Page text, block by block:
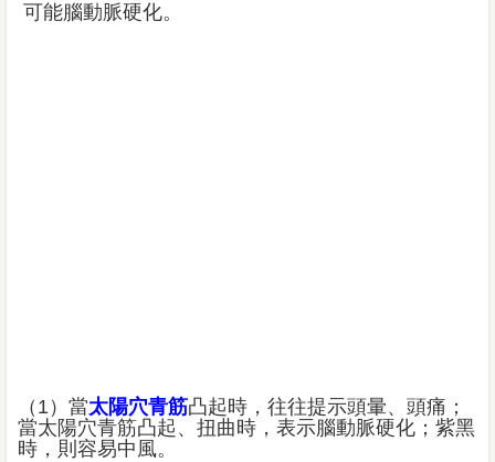
可能腦動脈硬化。
（1）當太陽穴青筋凸起時，往往提示頭暈、頭痛；
當太陽穴青筋凸起、扭曲時，表示腦動脈硬化；紫黑
時，則容易中風。